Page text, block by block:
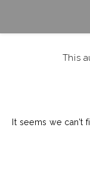
This
It seems we can’t